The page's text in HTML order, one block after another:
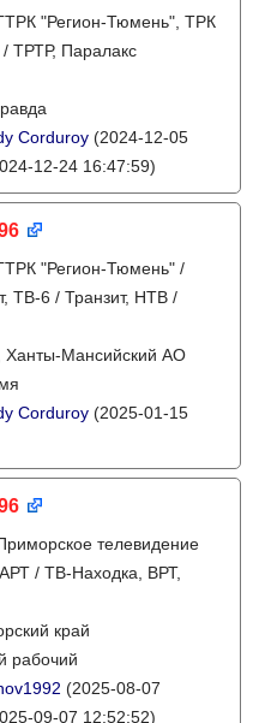
"Регион-Тюмень", ТРК
ТРТР, Паралакс
Corduroy (2024-12-05
12-24 16:47:59)
"Регион-Тюмень" /
ТВ-6 / Транзит, НТВ /
Ханты-Мансийский АО
Corduroy (2025-01-15
телевидение
/ ТВ-Находка, ВРТ,
край
рабочий
(2025-08-07
09-07 12:52:52)